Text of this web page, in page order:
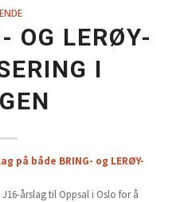
OG LERØY-
I
på både BRING- og LERØY-
årslag til Oppsal i Oslo for å